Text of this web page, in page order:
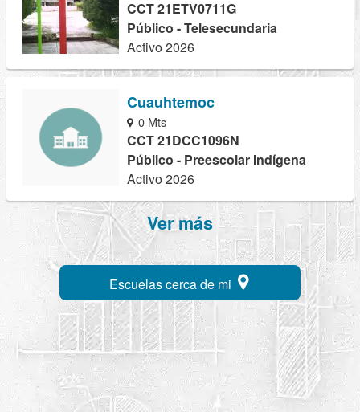
CCT 21ETV0711G
Público - Telesecundaria
Activo 2026
Cuauhtemoc
0 Mts
CCT 21DCC1096N
Público - Preescolar Indígena
Activo 2026
Ver más
Escuelas cerca de mi